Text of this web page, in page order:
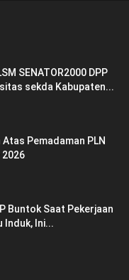
SENATOR2000 DPP
sekda Kabupaten...
Pemadaman PLN
2026
Buntok Saat Pekerjaan
Induk, Ini...